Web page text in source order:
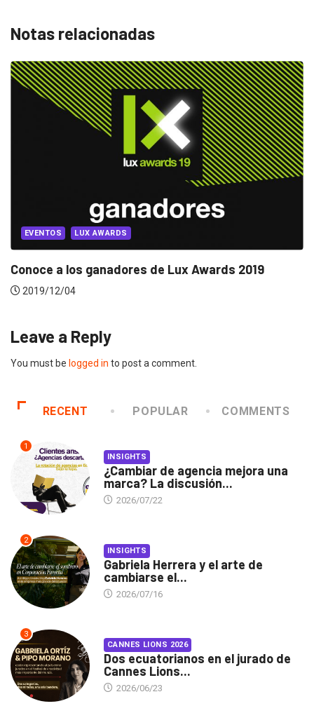
Notas relacionadas
MARKETING MARKETING INTERNACIONAL
4 datos que quizás no sabías del...
2019/02/22
Leave a Reply
You must be logged in to post a comment.
RECENT POPULAR COMMENTS
1
INSIGHTS
¿Cambiar de agencia mejora una
marca? La discusión...
2026/07/22
2
INSIGHTS
Gabriela Herrera y el arte de
cambiarse el...
2026/07/16
3
CANNES LIONS 2026
Dos ecuatorianos en el jurado de
Cannes Lions...
2026/06/23